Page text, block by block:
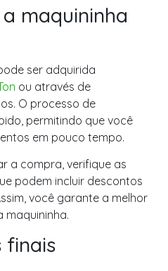
maquininha
ser adquirida
ou através de
O processo de
permitindo que você
em pouco tempo.
a compra, verifique as
podem incluir descontos
você garante a melhor
maquininha.
finais